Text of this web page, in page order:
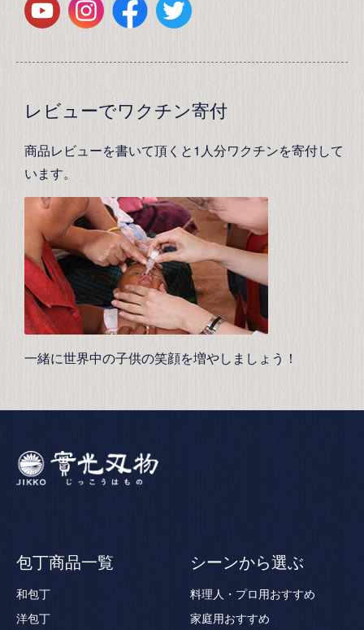
レビューでワクチン寄付
商品レビューを書いて頂くと1人分ワクチンを寄付して
います。
一緒に世界中の子供の笑顔を増やしましょう！
包丁商品一覧
和包丁
洋包丁
シーンから選ぶ
料理人・プロ用おすすめ
家庭用おすすめ